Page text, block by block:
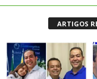
ARTIGOS